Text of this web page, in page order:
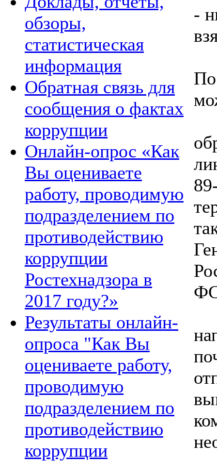
обзоры,
статистическая
информация
Обратная связь для
сообщения о фактах
коррупции
Онлайн-опрос «Как
Вы оцениваете
работу, проводимую
подразделением по
противодействию
коррупции
Ростехнадзора в
2017 году?»
Результаты онлайн-
опроса "Как Вы
оцениваете работу,
проводимую
подразделением по
противодействию
коррупции
-